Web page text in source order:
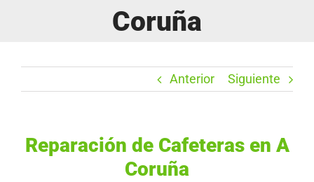
Coruña
Anterior Siguiente
Reparación de Cafeteras en A
Coruña